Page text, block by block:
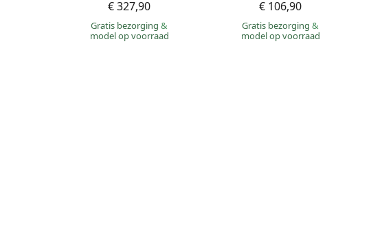
€ 327,90
Gratis bezorging&
model op voorraad
€ 106,90
Gratis bezorging&
model op voorraad